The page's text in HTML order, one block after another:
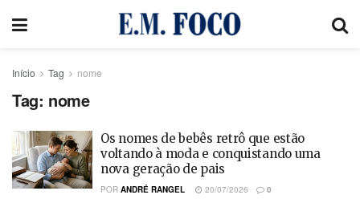
Início Tag nome
Tag: nome
Os nomes de bebês retrô que estão
voltando à moda e conquistando uma
nova geração de pais
POR ANDRÉ RANGEL 20/07/2026 0